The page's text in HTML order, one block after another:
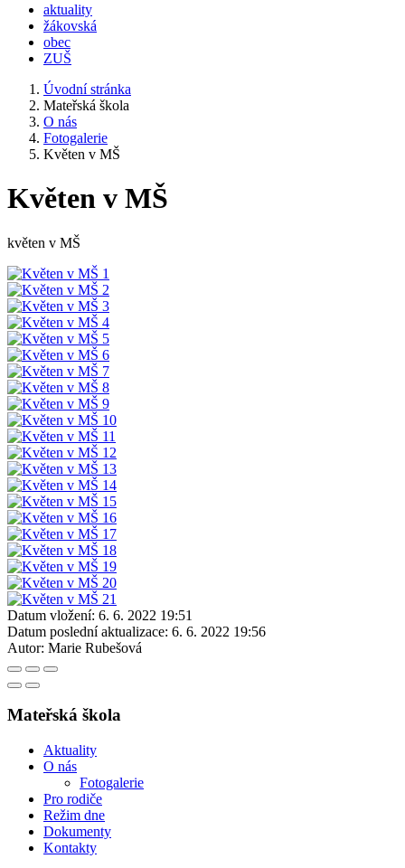
aktuality
žákovská
obec
ZUŠ
Úvodní stránka
Mateřská škola
O nás
Fotogalerie
Květen v MŠ
Květen v MŠ
květen v MŠ
Datum vložení: 6. 6. 2022 19:51
Datum poslední aktualizace: 6. 6. 2022 19:56
Autor: Marie Rubešová
Mateřská škola
Aktuality
O nás
Fotogalerie
Pro rodiče
Režim dne
Dokumenty
Kontakty